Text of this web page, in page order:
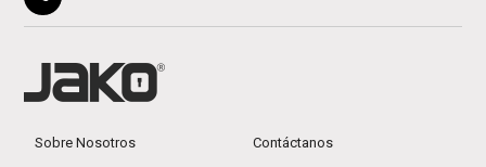
Sobre Nosotros Contáctanos